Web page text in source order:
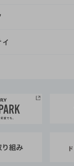
TOP
ル
ンバーズ大阪
ィTOP
考えるサステナビ